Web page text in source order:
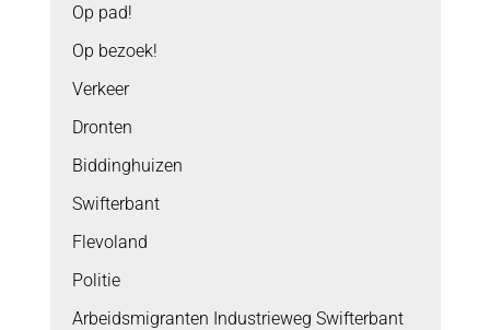
Op pad!
Op bezoek!
Verkeer
Dronten
Biddinghuizen
Swifterbant
Flevoland
Politie
Arbeidsmigranten Industrieweg Swifterbant